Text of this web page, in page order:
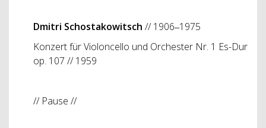
Dmitri Schostakowitsch // 1906‒1975
Konzert für Violoncello und Orchester Nr. 1 Es-Dur
op. 107 // 1959
// Pause //